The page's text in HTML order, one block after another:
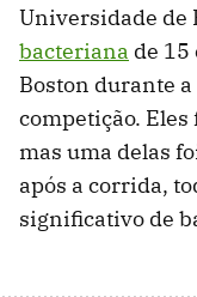
Universidade de
bacteriana de 15
Boston durante
competição.
mas uma delas
após a corrida,
significativo de